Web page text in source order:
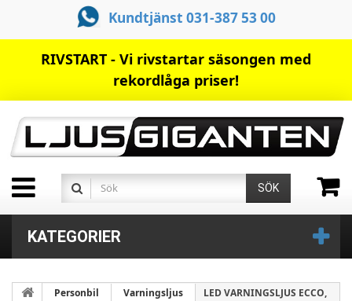
Kundtjänst 031-387 53 00
RIVSTART - Vi rivstartar säsongen med
rekordlåga priser!
SÖK
KATEGORIER
Personbil Varningsljus
LED VARNINGSLJUS ECCO,